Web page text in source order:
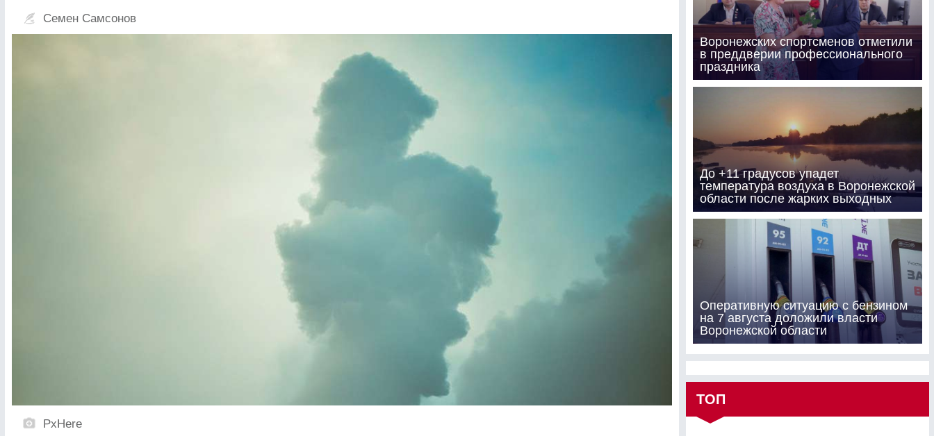
Семен Самсонов
PxHere
Воронежских спортсменов отметили
в преддверии профессионального
праздника
До +11 градусов упадет
температура воздуха в Воронежской
области после жарких выходных
Оперативную ситуацию с бензином
на 7 августа доложили власти
Воронежской области
ТОП